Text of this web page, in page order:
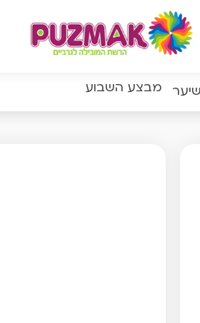
מבצע השבוע